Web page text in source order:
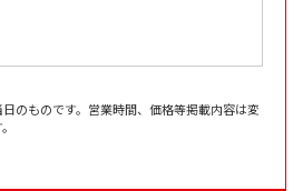
のものです。営業時間、価格等掲載内容は変